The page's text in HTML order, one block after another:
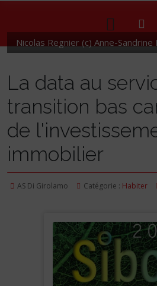
Nicolas Regnier (c) Anne-Sandrine
La data au
transition bas
de
immobilier
AS Di Girolamo Catégorie : Habiter